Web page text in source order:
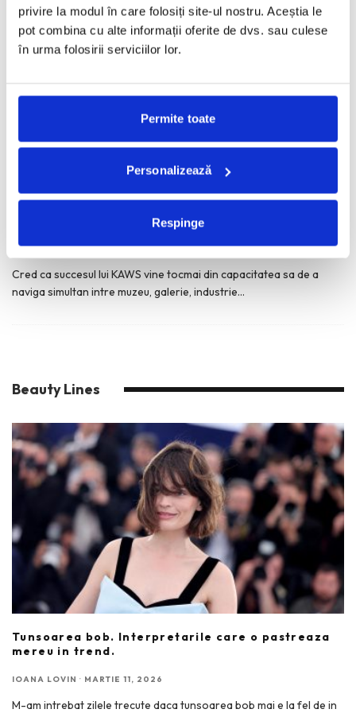
privire la modul în care folosiți site-ul nostru. Aceștia le
pot combina cu alte informații oferite de dvs. sau culese
în urma folosirii serviciilor lor.
Permite toate
Personalizează
Respinge
KAWS: Art & Comix la Albertina Modern – cand
benzile desenate intra in muzeu
VICKI NICOLA · IUNIE 10, 2026
Cred ca succesul lui KAWS vine tocmai din capacitatea sa de a
naviga simultan intre muzeu, galerie, industrie...
Beauty Lines
Tunsoarea bob. Interpretarile care o pastreaza
mereu in trend.
IOANA LOVIN · MARTIE 11, 2026
M-am intrebat zilele trecute daca tunsoarea bob mai e la fel de in